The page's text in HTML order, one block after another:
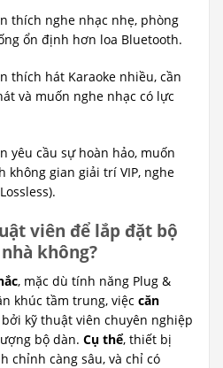
thích nghe nhạc nhẹ, phòng
ổn định hơn loa Bluetooth.
thích hát Karaoke nhiều, cần
và muốn nghe nhạc có lực
yêu cầu sự hoàn hảo, muốn
không gian giải trí VIP, nghe
viên để lắp đặt bộ
không?
, mặc dù tính năng Plug &
khúc tầm trung, việc căn
bởi kỹ thuật viên chuyên nghiệp
bộ dàn. Cụ thể, thiết bị
chỉnh càng sâu, và chỉ có